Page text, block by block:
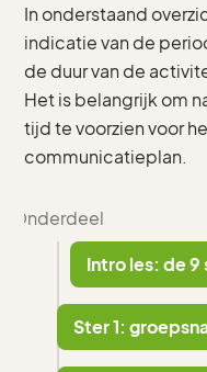
In onderstaand
indicatie van de
de duur van de
Het is belangrijk om
tijd te voorzien voor
communicatieplan.
Intro les: de 9
Ster 1: